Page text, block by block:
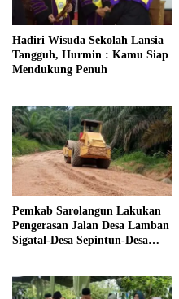
Hadiri Wisuda Sekolah Lansia
Tangguh, Hurmin : Kamu Siap
Mendukung Penuh
Pemkab Sarolangun Lakukan
Pengerasan Jalan Desa Lamban
Sigatal-Desa Sepintun-Desa